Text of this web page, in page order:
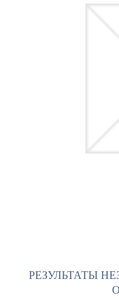
РЕЗУЛЬТАТЫ